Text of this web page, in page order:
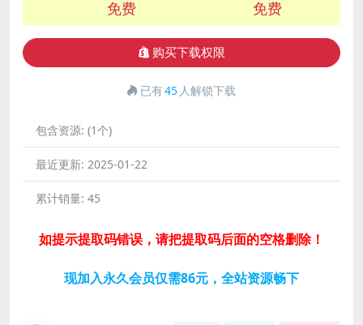
免费 免费
购买下载权限
已有45 人解锁下载
包含资源: (1个)
最近更新: 2025-01-22
累计销量: 45
如提示提取码错误，请把提取码后面的空格删除！
现加入永久会员仅需86元，全站资源畅下